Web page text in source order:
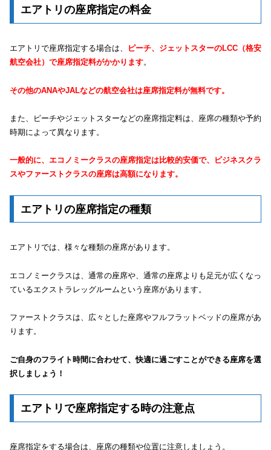
エアトリの座席指定の料金
エアトリで座席指定する場合は、
ピーチ、ジェットスターのLCC（格安
航空会社）で座席指定料がかかります。
その他のANAやJALなどの航空会社は座席指定料が無料です。
また、ピーチやジェットスターなどの座席指定料は、座席の種類や予約
時期によって異なります。
一般的に、エコノミークラスの座席指定は比較的安価で、ビジネスクラ
スやファーストクラスの座席は高額になります。
エアトリの座席指定の種類
エアトリでは、様々な種類の座席があります。
エコノミークラスは、通常の座席や、通常の座席よりも足元が広くなっ
ているエクストラレッグルームという座席があります。
ファーストクラスは、広々とした座席やフルフラットベッドの座席があ
ります。
ご自身のフライト時間に合わせて、快適に過ごすことができる座席を選
択しましょう！
エアトリで座席指定する時の注意点
座席指定を​​する場合は、座席の種類や位置に注意しましょう。